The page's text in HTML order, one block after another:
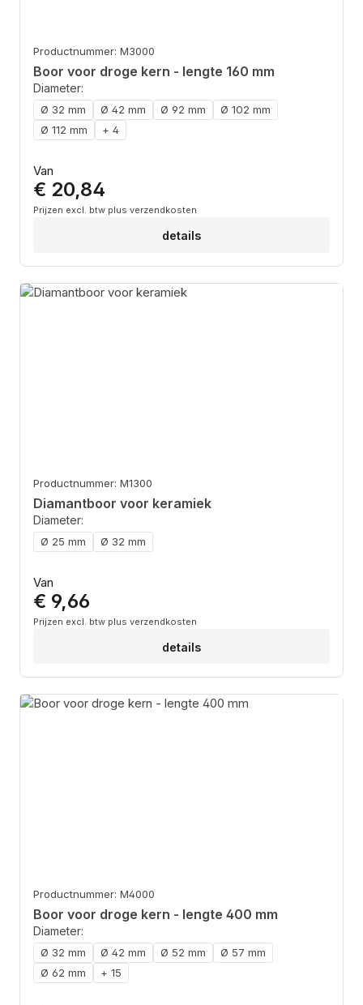
Productnummer: M3000
Boor voor droge kern - lengte 160 mm
Diameter:
Ø 32 mm Ø 42 mm Ø 92 mm
Ø 102 mm
Ø 112 mm
+ 4
Normale prijs:
Van
€ 20,84
Prijzen excl. btw plus verzendkosten
details
Productnummer: M1300
Diamantboor voor keramiek
Diameter:
Ø 25 mm Ø 32 mm
Normale prijs:
Van
€ 9,66
Prijzen excl. btw plus verzendkosten
details
Productnummer: M4000
Boor voor droge kern - lengte 400 mm
Diameter:
Ø 32 mm Ø 42 mm Ø 52 mm
Ø 57 mm
Ø 62 mm
+ 15